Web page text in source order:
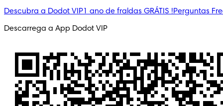
Descubra a Dodot VIP1 ano de fraldas GRÁTIS !Perguntas
Descarrega a App Dodot VIP